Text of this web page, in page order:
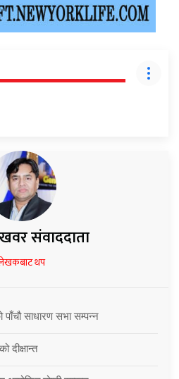
संवाददाता
थप
साधारण सभा सम्पन्न
दीक्षान्त